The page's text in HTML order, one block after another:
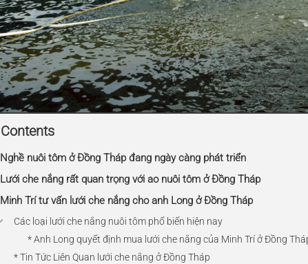
Contents
Nghề nuôi tôm ở Đồng Tháp đang ngày càng phát triển
Lưới che nắng rất quan trọng với ao nuôi tôm ở Đồng Tháp
Minh Trí tư vấn lưới che nắng cho anh Long ở Đồng Tháp
Các loại lưới che nắng nuôi tôm phổ biến hiện nay
* Anh Long quyết định mua lưới che nắng của Minh Trí ở Đồng
* Tin Tức Liên Quan lưới che nắng ở Đồng Tháp